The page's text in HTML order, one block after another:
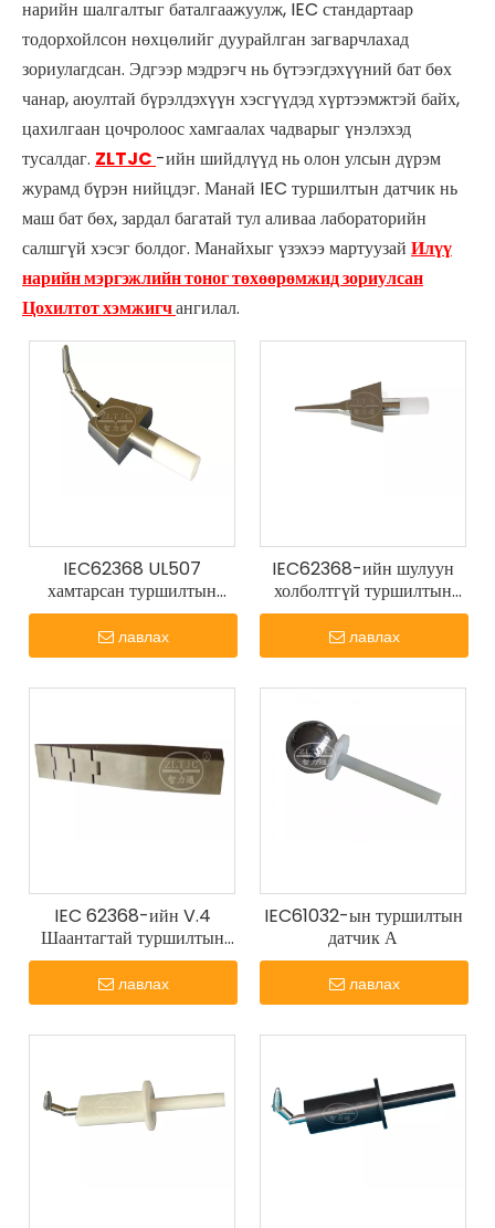
нарийн шалгалтыг баталгаажуулж, IEC стандартаар
тодорхойлсон нөхцөлийг дуурайлган загварчлахад
зориулагдсан. Эдгээр мэдрэгч нь бүтээгдэхүүний бат бөх
чанар, аюултай бүрэлдэхүүн хэсгүүдэд хүртээмжтэй байх,
цахилгаан цочролоос хамгаалах чадварыг үнэлэхэд
тусалдаг. ZLTJC -ийн шийдлүүд нь олон улсын дүрэм
журамд бүрэн нийцдэг. Манай IEC туршилтын датчик нь
маш бат бөх, зардал багатай тул аливаа лабораторийн
салшгүй хэсэг болдог. Манайхыг үзэхээ мартуузай Илүү
нарийн мэргэжлийн тоног төхөөрөмжид зориулсан
Цохилтот хэмжигчангилал.
IEC62368 UL507
хамтарсан туршилтын
датчик
лавлах
IEC62368-ийн шулуун
холболтгүй туршилтын
датчик V.1-ийн
туршилтын хурууны
мэдрэгч.
лавлах
IEC 62368-ийн V.4
Шаантагтай туршилтын
датчик
лавлах
IEC61032-ын туршилтын
датчик А
лавлах